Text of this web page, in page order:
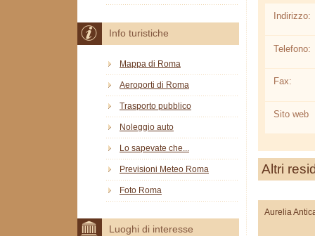
Indirizzo:
Telefono:
Fax:
Sito web
Altri
Aurelia
Info turistiche
Mappa di Roma
Aeroporti di Roma
Trasporto pubblico
Noleggio auto
Lo sapevate che...
Previsioni Meteo Roma
Foto Roma
Luoghi di interesse